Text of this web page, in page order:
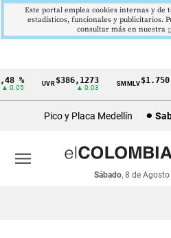
Cintillo
económicos
Colombia
% UVR$386,1273
▲ 0.03
SMMLV
Pico y Placa Medellín
Sábado, 8 de
menu
Este portal emplea cookies internas y de
estadísticos, funcionales y publicitarios.
consultar más en nuestra